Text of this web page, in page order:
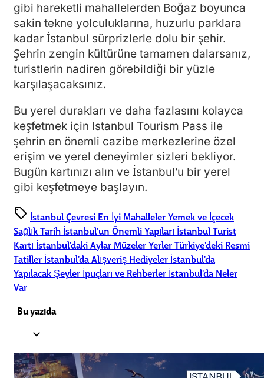
gibi hareketli mahallelerden Boğaz boyunca
sakin tekne yolculuklarına, huzurlu parklara
kadar İstanbul sürprizlerle dolu bir şehir.
Şehrin zengin kültürüne tamamen dalarsanız,
turistlerin nadiren görebildiği bir yüzle
karşılaşacaksınız.
Bu yerel durakları ve daha fazlasını kolayca
keşfetmek için Istanbul Tourism Pass ile
şehrin en önemli cazibe merkezlerine özel
erişim ve yerel deneyimler sizleri bekliyor.
Bugün kartınızı alın ve İstanbul’u bir yerel
gibi keşfetmeye başlayın.
sell İstanbul Çevresi En İyi MahallelerYemek ve İçecek
SağlıkTarih İstanbul'un Önemli Yapıları İstanbul Turist
Kartı İstanbul'daki Aylar MüzelerYerlerTürkiye'deki Resmi
Tatiller İstanbul'da Alışveriş Hediyeler İstanbul'da
Yapılacak Şeyler İpuçları ve Rehberler İstanbul'da Neler
Var
Bu yazıda
expand_less
1.1. Kadıköy'ün Büyüsünü Keşfetmek (Asya Yakası)
2.2. Fener ve Balat Mahallelerinin Saklı Güzellikleri